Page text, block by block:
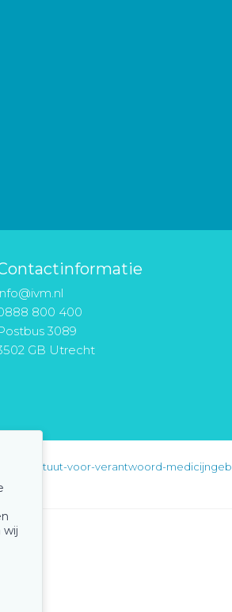
800 400
3089
GB Utrecht
instituut-voor-verantwoord-
wij